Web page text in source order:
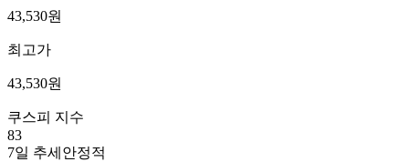
43,530원
최고가
43,530원
쿠스피 지수
83
7일 추세 안정적